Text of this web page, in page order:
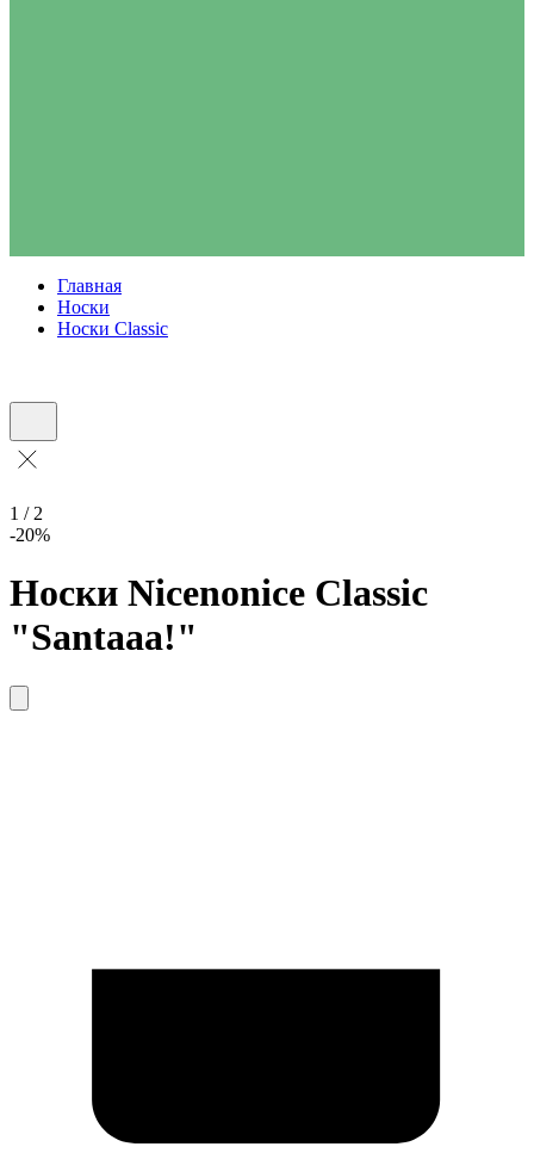
Главная
Носки
Носки Classic
1 / 2
-20%
Носки Nicenonice Classic
"Santaaa!"